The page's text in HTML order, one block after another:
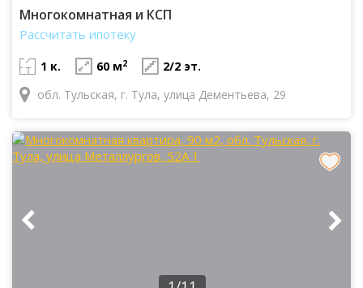
Многокомнатная и КСП
Рассчитать ипотеку
1 к. 60 м2
2/2 эт.
обл. Тульская, г. Тула, улица Дементьева, 29